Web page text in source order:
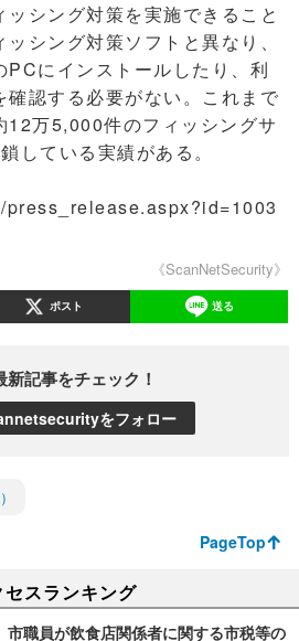
シング対策を実施できること
シング対策ソフトと異なり、
にインストールしたり、利
確認する必要がない。これまで
12万5,000件のフィッシングサ
している実績がある。
《ScanNetSecurity》
ポスト 送る
新記事をチェック！
をフォロー
PageTop
セスランキング
職員が飲食店関係者に関する市税等の